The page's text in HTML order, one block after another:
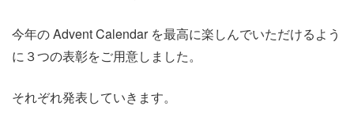
今年の Advent Calendar を最高に楽しんでいただけるよう
に３つの表彰をご用意しました。
それぞれ発表していきます。